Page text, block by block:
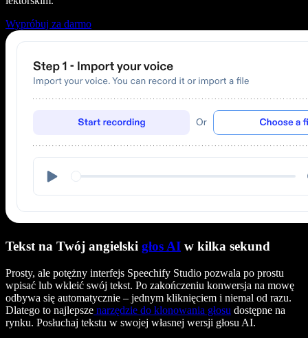
Wypróbuj za darmo
Tekst na Twój angielski głos AI w kilka sekund
Prosty, ale potężny interfejs Speechify Studio pozwala po prostu
wpisać lub wkleić swój tekst. Po zakończeniu konwersja na mowę
odbywa się automatycznie – jednym kliknięciem i niemal od razu.
Dlatego to najlepsze narzędzie do klonowania głosu dostępne na
rynku. Posłuchaj tekstu w swojej własnej wersji głosu AI.